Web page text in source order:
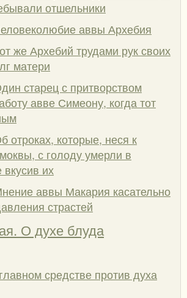
отшельники
аввы Архебия
же Архебий трудами рук своих
матери
старец с притворством
авве Симеону, когда тот
отроках, которые, неся к
с голоду умерли в
их
аввы Макария касательно
страстей
О духе блуда
средстве против духа